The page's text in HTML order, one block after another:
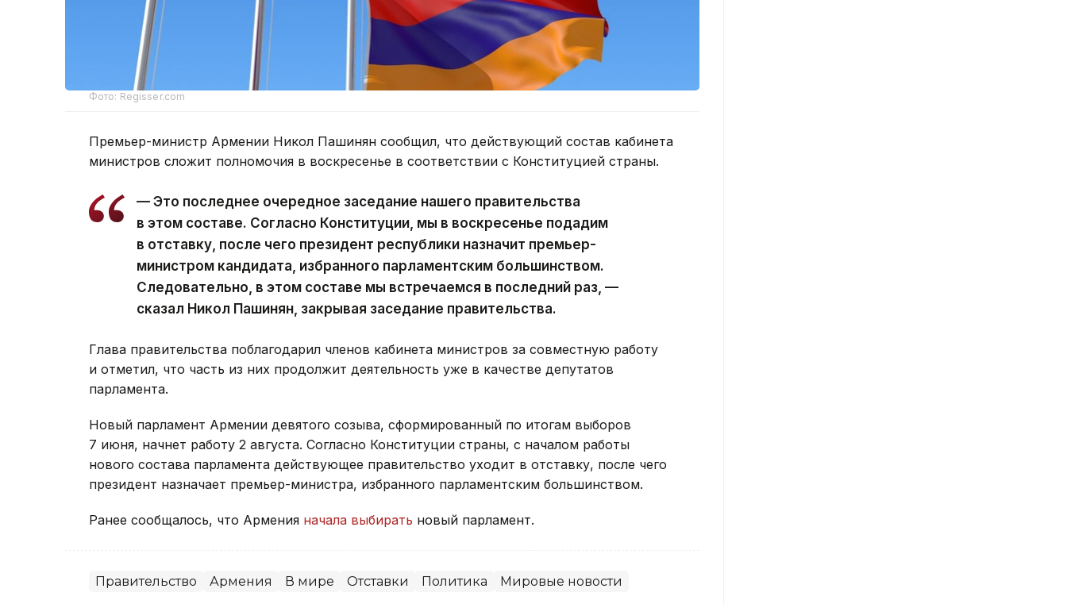
Фото: Regisser.com
Премьер-министр Армении Никол Пашинян сообщил, что действующий состав кабинета
министров сложит полномочия в воскресенье в соответствии с Конституцией страны.
— Это последнее очередное заседание нашего правительства
в этом составе. Согласно Конституции, мы в воскресенье подадим
в отставку, после чего президент республики назначит премьер-
министром кандидата, избранного парламентским большинством.
Следовательно, в этом составе мы встречаемся в последний раз, —
сказал Никол Пашинян, закрывая заседание правительства.
Глава правительства поблагодарил членов кабинета министров за совместную работу
и отметил, что часть из них продолжит деятельность уже в качестве депутатов
парламента.
Новый парламент Армении девятого созыва, сформированный по итогам выборов
7 июня, начнет работу 2 августа. Согласно Конституции страны, с началом работы
нового состава парламента действующее правительство уходит в отставку, после чего
президент назначает премьер-министра, избранного парламентским большинством.
Ранее сообщалось, что Армения начала выбирать новый парламент.
Правительство Армения В мире Отставки Политика Мировые новости